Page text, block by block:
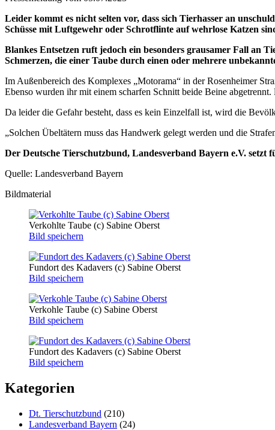
Leider kommt es nicht selten vor, dass sich Tierhasser an
Schüsse mit Luftgewehr oder Schrotflinte auf wehrlose Katzen
Blankes Entsetzen ruft jedoch ein besonders grausamer Fall an
Schmerzen, die einer Taube durch einen oder mehrere
Im Außenbereich des Komplexes „Motorama“ in der Rosenheimer
Ebenso wurden ihr mit einem scharfen Schnitt beide Beine
Da leider die Gefahr besteht, dass es kein Einzelfall ist, wird die
„Solchen Übeltätern muss das Handwerk gelegt werden und die
Der Deutsche Tierschutzbund, Landesverband Bayern e.V.
Quelle: Landesverband Bayern
Bildmaterial
Verkohlte Taube (c) Sabine Oberst
Bild speichern
Fundort des Kadavers (c) Sabine Oberst
Bild speichern
Verkohle Taube (c) Sabine Oberst
Bild speichern
Fundort des Kadavers (c) Sabine Oberst
Bild speichern
Kategorien
Dt. Tierschutzbund (210)
Landesverband Bayern (24)